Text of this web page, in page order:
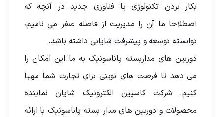
بکار بردن تکنولوژی یا فناوری جدید در آنچه که
اصطلاحا ما آن را مدیریت از فاصله صفر می نامیم،
توانسته توسعه و پیشرفت شایانی داشته باشد.
دوربین های مداربسته پاناسونیک به ما این امکان را
می دهد تا فرصت های نوینی برای تجارت شما مهیا
کنیم. شرکت کاسپین الکترونیک شایان نماینده
محصولات و دوربین های مدار بسته پاناسونیک با ارائه